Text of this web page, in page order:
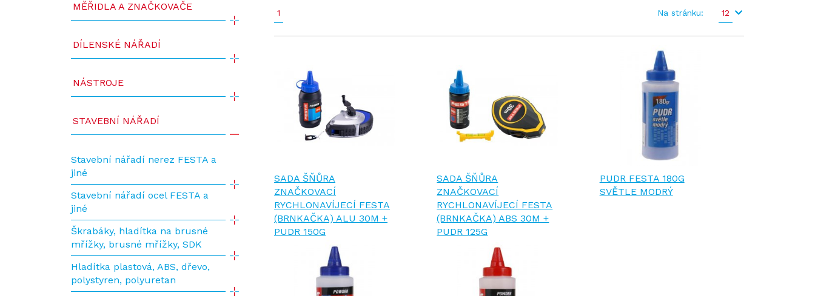
MĚŘIDLA A ZNAČKOVAČE
DÍLENSKÉ NÁŘADÍ
NÁSTROJE
STAVEBNÍ NÁŘADÍ
Stavební nářadí nerez FESTA a
jiné
Stavební nářadí ocel FESTA a
jiné
Škrabáky, hladítka na brusné
mřížky, brusné mřížky, SDK
Hladítka plastová, ABS, dřevo,
polystyren, polyuretan
1 Na stránku: 12
SADA ŠŇŮRA
ZNAČKOVACÍ
RYCHLONAVÍJECÍ FESTA
(BRNKAČKA) ALU 30M +
PUDR 150G
SADA ŠŇŮRA
ZNAČKOVACÍ
RYCHLONAVÍJECÍ FESTA
(BRNKAČKA) ABS 30M +
PUDR 125G
PUDR FESTA 180G
SVĚTLE MODRÝ